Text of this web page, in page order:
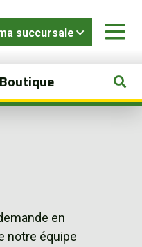
succursale
Boutique
en
notre équipe